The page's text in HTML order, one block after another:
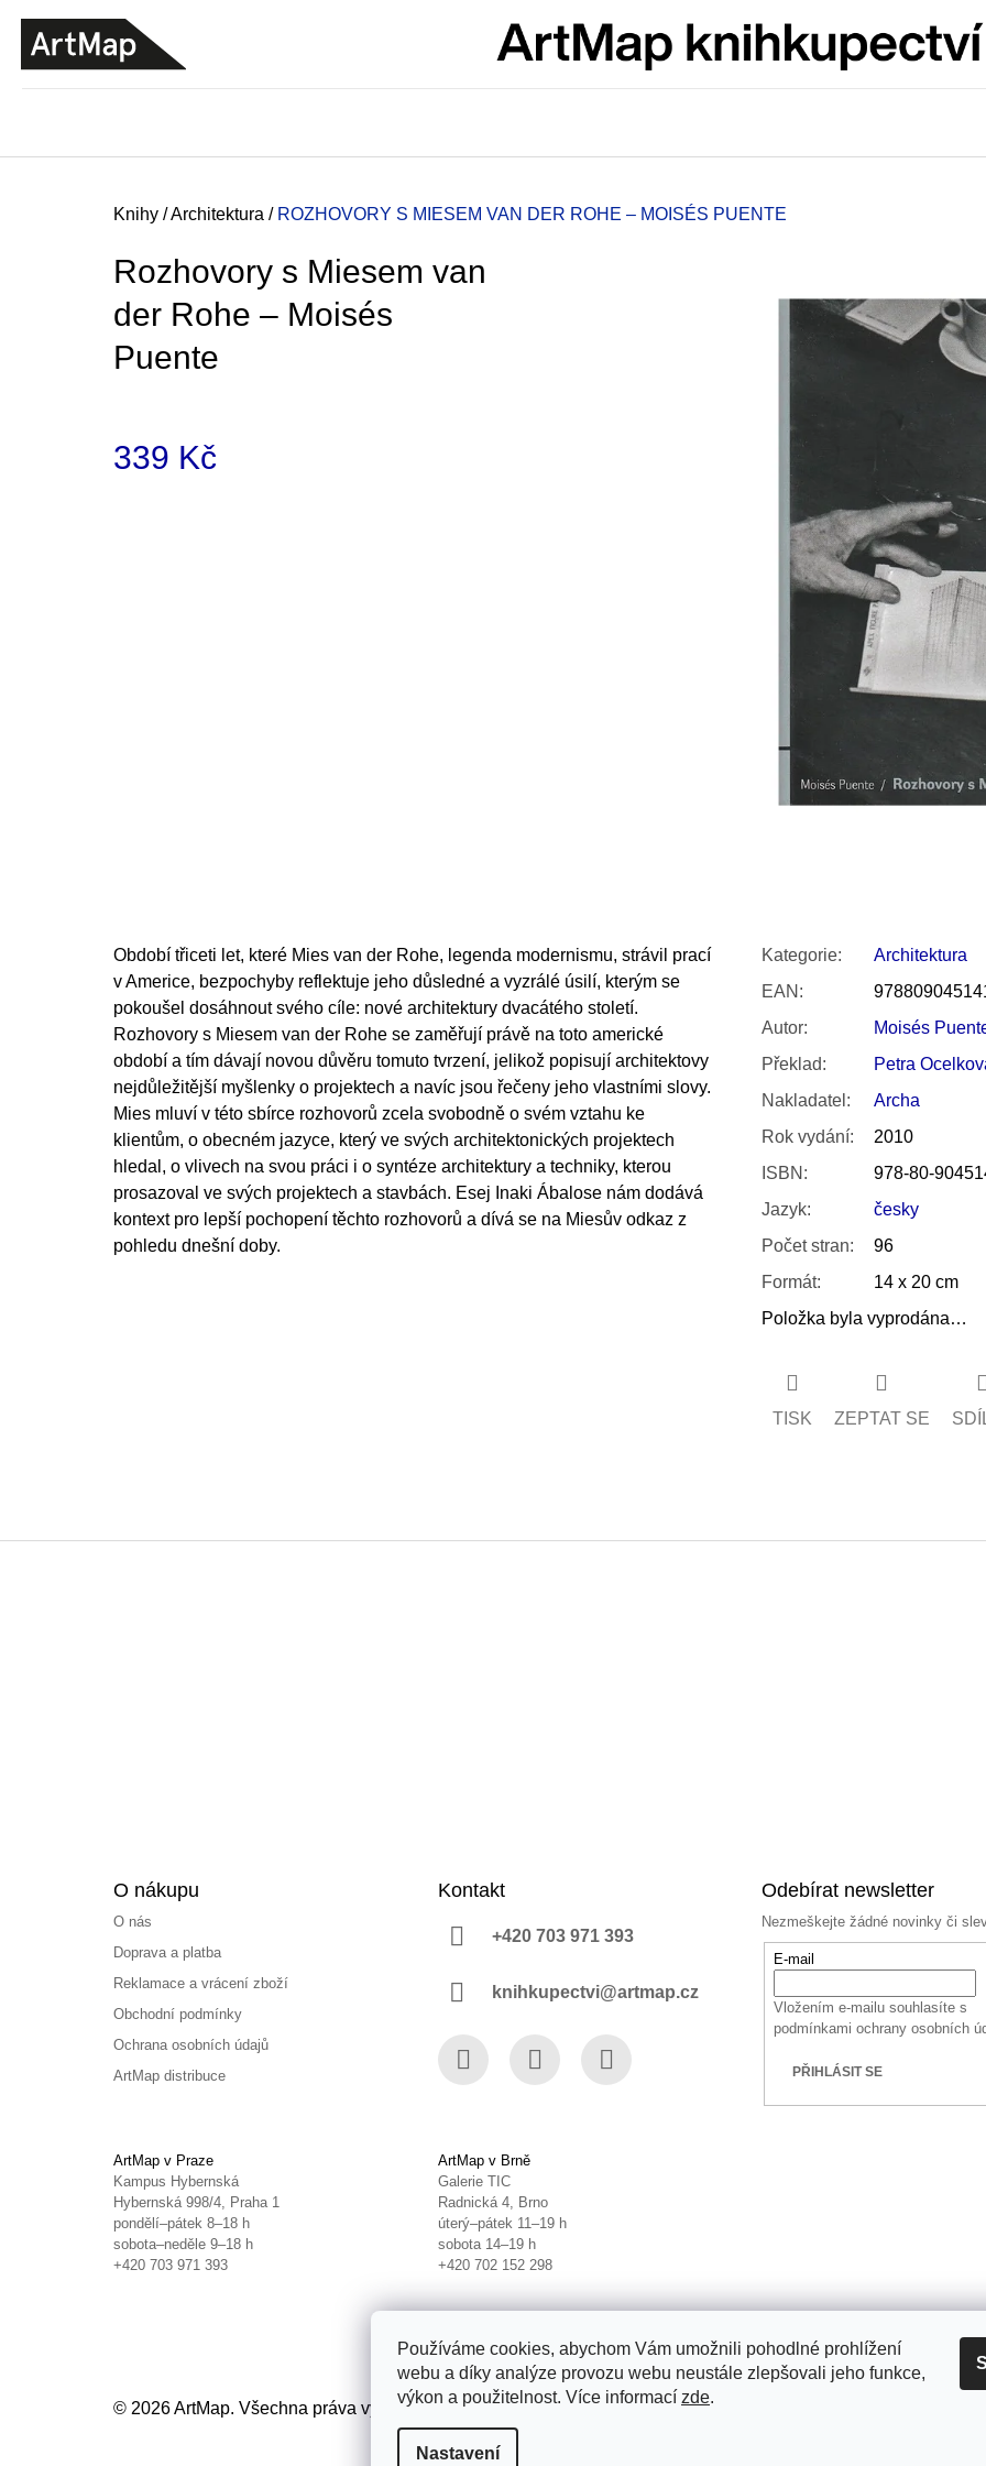
Používáme cookies, abychom Vám umožnili pohodlné prohlížení
webu a díky analýze provozu webu neustále zlepšovali jeho funkce,
výkon a použitelnost. Více informací zde.
Nastavení
Domů
Knihy /Architektura / ROZHOVORY S MIESEM VAN DER ROHE – MOISÉS PUENTE
Rozhovory s Miesem van
der Rohe – Moisés
Puente
339 Kč
Období třiceti let, které Mies van der Rohe, legenda modernismu, strávil prací
v Americe, bezpochyby reflektuje jeho důsledné a vyzrálé úsilí, kterým se
pokoušel dosáhnout svého cíle: nové architektury dvacátého století.
Rozhovory s Miesem van der Rohe se zaměřují právě na toto americké
období a tím dávají novou důvěru tomuto tvrzení, jelikož popisují architektovy
nejdůležitější myšlenky o projektech a navíc jsou řečeny jeho vlastními slovy.
Mies mluví v této sbírce rozhovorů zcela svobodně o svém vztahu ke
klientům, o obecném jazyce, který ve svých architektonických projektech
hledal, o vlivech na svou práci i o syntéze architektury a techniky, kterou
prosazoval ve svých projektech a stavbách. Esej Inaki Ábalose nám dodává
kontext pro lepší pochopení těchto rozhovorů a dívá se na Miesův odkaz z
pohledu dnešní doby.
Kategorie:
Architektura
EAN :
Autor:
Moisés
Překlad:
Petra
Nakladatel :
Archa
Rok vydání:
2010
ISBN :
978-80-
Jazyk:
česky
Počet stran:
96
Formát:
14 x 20 cm
Položka byla vyprodána…
TISK ZEPTAT SE
ZPĚT
DO
OBCHODU
ZPĚT
DO
OBCHODU
HLEDAT
JMÉNO
NEJEN
300 Kč
Původně:
O nákupu
O nás
Doprava a platba
Reklamace a vrácení zboží
Obchodní podmínky
Ochrana osobních údajů
ArtMap distribuce
Kontakt
+420 703 971 393
knihkupectvi@artmap.cz
Odebírat newsletter
Nezmeškejte žádné novinky či
E-mail
Vložením e-mailu souhlasíte s
podmínkami ochrany osobních
PŘIHLÁSIT SE
ArtMap v Praze
Kampus Hybernská
Hybernská 998/4, Praha 1
pondělí–pátek 8–18 h
sobota–neděle 9–18 h
+420 703 971 393
ArtMap v Brně
Galerie TIC
Radnická 4, Brno
úterý–pátek 11–19 h
sobota 14–19 h
+420 702 152 298
© 2026 ArtMap. Všechna práva vyhrazena.Upravit nastavení cookies